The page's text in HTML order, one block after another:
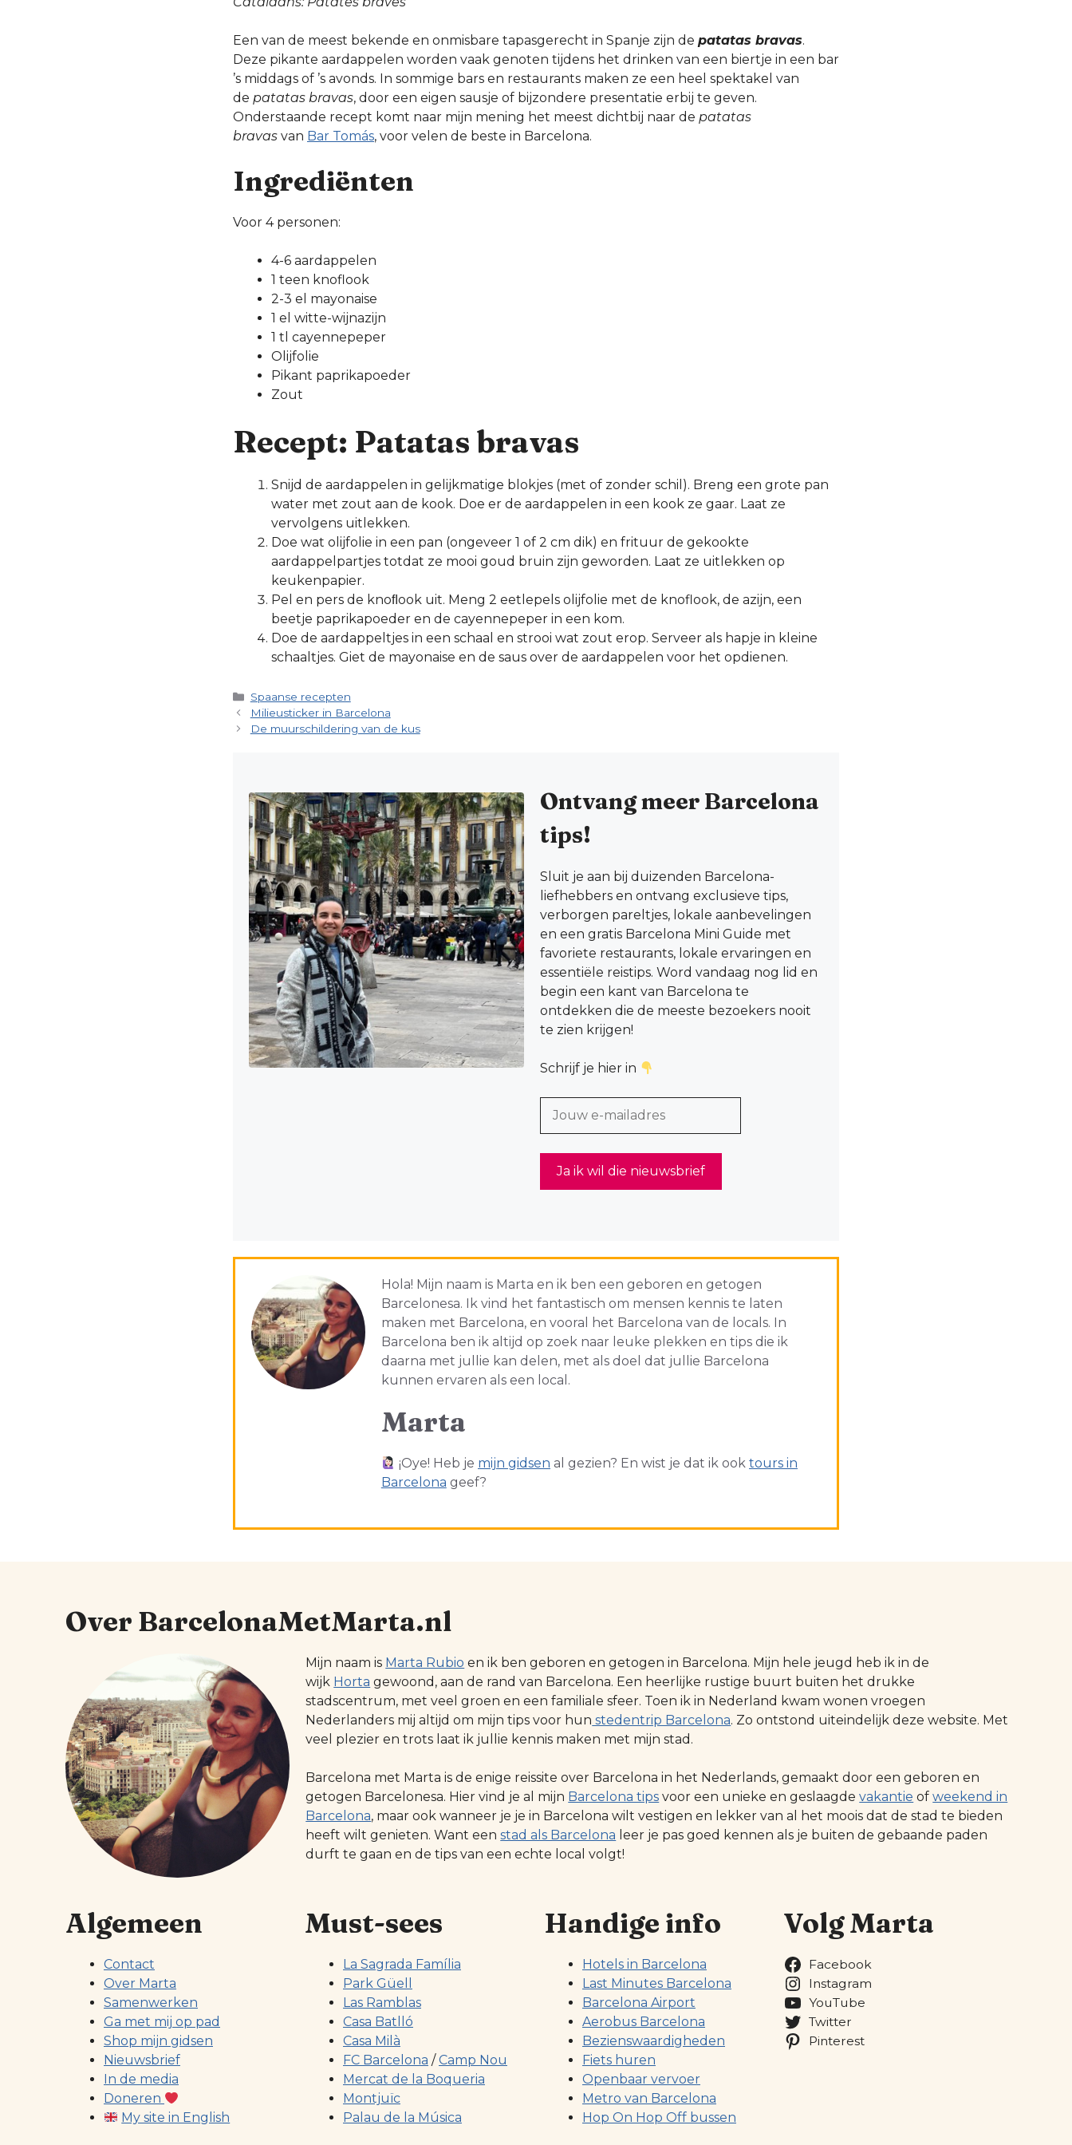
Een van de meest bekende en onmisbare tapasgerecht in Spanje zijn de patatas bravas.
Deze pikante aardappelen worden vaak genoten tijdens het drinken van een biertje in een bar
’s middags of ’s avonds. In sommige bars en restaurants maken ze een heel spektakel van
de patatas bravas, door een eigen sausje of bijzondere presentatie erbij te geven.
Onderstaande recept komt naar mijn mening het meest dichtbij naar de patatas
bravas van Bar Tomás, voor velen de beste in Barcelona.
Ingrediënten
Voor 4 personen:
4-6 aardappelen
1 teen knoflook
2-3 el mayonaise
1 el witte-wijnazijn
1 tl cayennepeper
Olijfolie
Pikant paprikapoeder
Zout
Recept: Patatas bravas
Snijd de aardappelen in gelijkmatige blokjes (met of zonder schil). Breng een grote pan
water met zout aan de kook. Doe er de aardappelen in een kook ze gaar. Laat ze
vervolgens uitlekken.
Doe wat olijfolie in een pan (ongeveer 1 of 2 cm dik) en frituur de gekookte
aardappelpartjes totdat ze mooi goud bruin zijn geworden. Laat ze uitlekken op
keukenpapier.
Pel en pers de knoﬂook uit. Meng 2 eetlepels olijfolie met de knoflook, de azijn, een
beetje paprikapoeder en de cayennepeper in een kom.
Doe de aardappeltjes in een schaal en strooi wat zout erop. Serveer als hapje in kleine
schaaltjes. Giet de mayonaise en de saus over de aardappelen voor het opdienen.
Categorieën
Spaanse recepten
Milieusticker in Barcelona
De muurschildering van de kus
Ontvang meer Barcelona
tips!
Sluit je aan bij duizenden Barcelona-
liefhebbers en ontvang exclusieve tips,
verborgen pareltjes, lokale aanbevelingen
en een gratis Barcelona Mini Guide met
favoriete restaurants, lokale ervaringen en
essentiële reistips. Word vandaag nog lid en
begin een kant van Barcelona te
ontdekken die de meeste bezoekers nooit
te zien krijgen!
Schrijf je hier in
Hola! Mijn naam is Marta en ik ben een geboren en getogen
Barcelonesa. Ik vind het fantastisch om mensen kennis te laten
maken met Barcelona, en vooral het Barcelona van de locals. In
Barcelona ben ik altijd op zoek naar leuke plekken en tips die ik
daarna met jullie kan delen, met als doel dat jullie Barcelona
kunnen ervaren als een local.
Marta
¡Oye! Heb je mijn gidsen al gezien? En wist je dat ik ooktours in
Barcelona geef?
Over BarcelonaMetMarta.nl
Mijn naam is Marta Rubio en ik ben geboren en getogen in Barcelona. Mijn hele jeugd heb ik in de
wijk Horta gewoond, aan de rand van Barcelona. Een heerlijke rustige buurt buiten het drukke
stadscentrum, met veel groen en een familiale sfeer. Toen ik in Nederland kwam wonen vroegen
Nederlanders mij altijd om mijn tips voor hun stedentrip Barcelona. Zo ontstond uiteindelijk deze website. Met
veel plezier en trots laat ik jullie kennis maken met mijn stad.
Barcelona met Marta is de enige reissite over Barcelona in het Nederlands, gemaakt door een geboren en
getogen Barcelonesa. Hier vind je al mijn Barcelona tips voor een unieke en geslaagdevakantie ofweekend in
Barcelona, maar ook wanneer je je in Barcelona wilt vestigen en lekker van al het moois dat de stad te bieden
heeft wilt genieten. Want eenstad als Barcelona leer je pas goed kennen als je buiten de gebaande paden
durft te gaan en de tips van een echte local volgt!
Algemeen
Contact
Over Marta
Samenwerken
Ga met mij op pad
Shop mijn gidsen
Nieuwsbrief
In de media
Doneren
My site in English
Must-sees
La Sagrada Família
Park Güell
Las Ramblas
Casa Batlló
Casa Milà
FC Barcelona /Camp Nou
Mercat de la Boqueria
Montjuïc
Palau de la Música
Handige info
Hotels in Barcelona
Last Minutes Barcelona
Barcelona Airport
Aerobus Barcelona
Bezienswaardigheden
Fiets huren
Openbaar vervoer
Metro van Barcelona
Hop On Hop Off bussen
Volg Marta
Facebook
Instagram
YouTube
Twitter
Pinterest